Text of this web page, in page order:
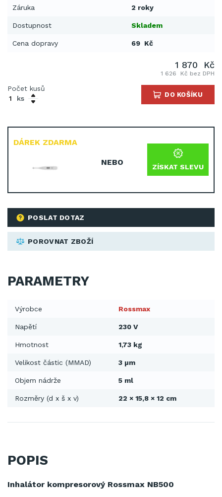
Záruka 2 roky
Dostupnost Skladem
Cena dopravy 69 Kč
POSLAT DOTAZ
POROVNAT ZBOŽÍ
DÁREK ZDARMA
NEBO ZÍSKAT SLEVU
1 870 Kč
1 626 Kč bez DPH
Počet kusů
ks
DO KOŠÍKU
PARAMETRY
Výrobce Rossmax
Napětí 230 V
Hmotnost 1,73 kg
Velikost částic (MMAD) 3 µm
Objem nádrže 5 ml
Rozměry (d x š x v) 22 × 15,8 × 12 cm
POPIS
Inhalátor kompresorový Rossmax NB500